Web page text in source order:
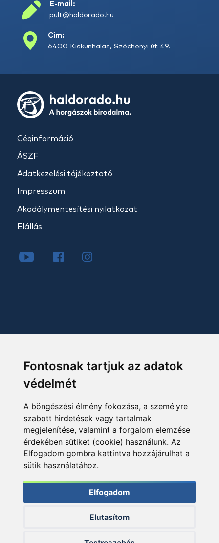
Fontosnak tartjuk az adatok
védelmét
A böngészési élmény fokozása, a személyre
szabott hirdetések vagy tartalmak
megjelenítése, valamint a forgalom elemzése
érdekében sütiket (cookie) használunk. Az
Elfogadom gombra kattintva hozzájárulhat a
sütik használatához.
Elfogadom
Elutasítom
E-mail:
pult@haldorado.hu
Cím:
6400 Kiskunhalas, Széchenyi út 49.
Céginformáció
ÁSZF
Adatkezelési tájékoztató
Impresszum
Akadálymentesítési nyilatkozat
Elállás